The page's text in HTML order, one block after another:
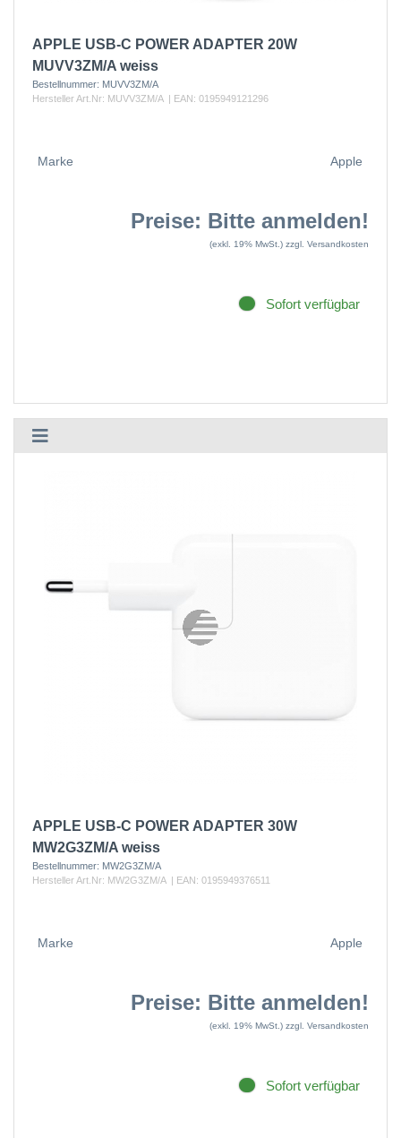
APPLE USB-C POWER ADAPTER 20W
MUVV3ZM/A weiss
Bestellnummer: MUVV3ZM/A
Hersteller Art.Nr: MUVV3ZM/A| EAN: 0195949121296
Marke Apple
Preise: Bitte anmelden!
(exkl. 19% MwSt.) zzgl. Versandkosten
Sofort verfügbar
APPLE USB-C POWER ADAPTER 30W
MW2G3ZM/A weiss
Bestellnummer: MW2G3ZM/A
Hersteller Art.Nr: MW2G3ZM/A| EAN: 0195949376511
Marke Apple
Preise: Bitte anmelden!
(exkl. 19% MwSt.) zzgl. Versandkosten
Sofort verfügbar